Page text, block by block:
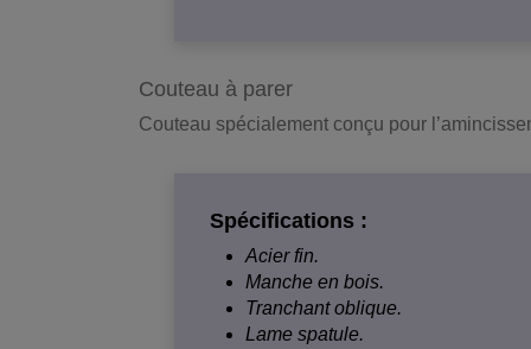
Couteau à parer
Couteau spécialement conçu pour
Spécifications :
Acier fin.
Manche en bois.
Tranchant oblique.
Lame spatule.